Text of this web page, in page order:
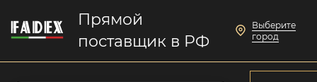
Прямой
поставщик в РФ
Выберите
город